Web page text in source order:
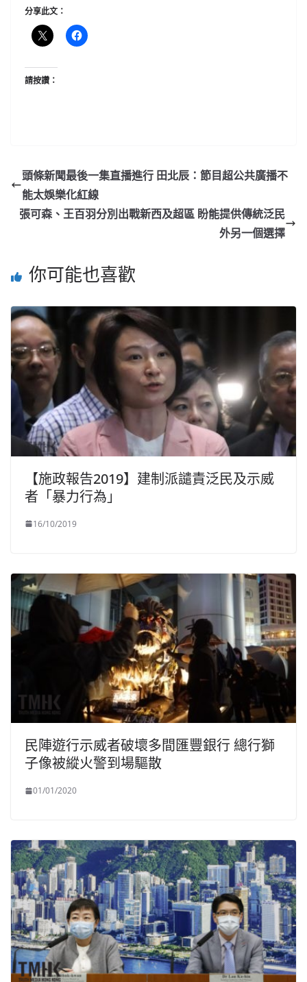
分享此文：
請按讚：
頭條新聞最後一集直播進行 田北辰：節目超公共廣播不
能太娛樂化紅線
張可森、王百羽分別出戰新西及超區 盼能提供傳統泛民
外另一個選擇
你可能也喜歡
【施政報告2019】建制派譴責泛民及示威
者「暴力行為」
16/10/2019
民陣遊行示威者破壞多間匯豐銀行 總行獅
子像被縱火警到場驅散
01/01/2020